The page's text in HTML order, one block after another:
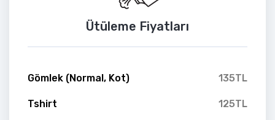
Ütüleme Fiyatları
Gömlek (Normal, Kot) 135TL
Tshirt 125TL